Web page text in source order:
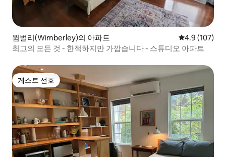
윔벌리(Wimberley)의 아파트 평점 4.9점(5
4.9 (107)
최고의 모든 것 - 한적하지만 가깝습니다 - 스튜디오 아파트
게스트 선호
게스트 선호